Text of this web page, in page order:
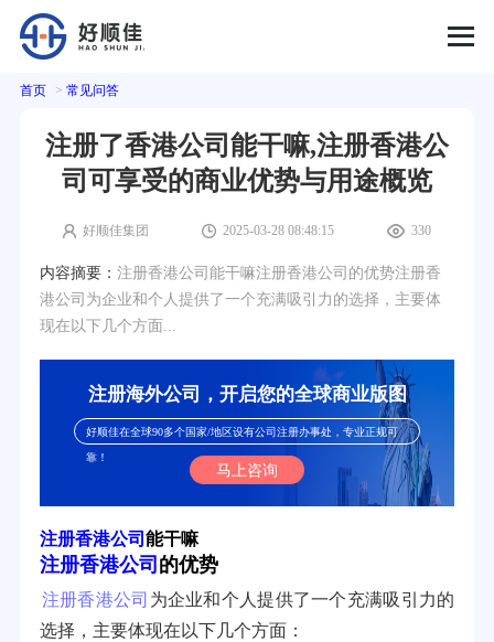
首页 > 常见问答
注册了香港公司能干嘛,注册香港公
司可享受的商业优势与用途概览
好顺佳集团 2025-03-28 08:48:15 330
内容摘要： 注册香港公司能干嘛注册香港公司的优势注册香
港公司为企业和个人提供了一个充满吸引力的选择，主要体
现在以下几个方面...
注册海外公司，开启您的全球商业版图
好顺佳在全球90多个国家/地区设有公司注册办事处，专业正规可
靠！
马上咨询
注册香港公司 能干嘛
注册香港公司 的优势
注册香港公司 为企业和个人提供了一个充满吸引力的
选择，主要体现在以下几个方面：